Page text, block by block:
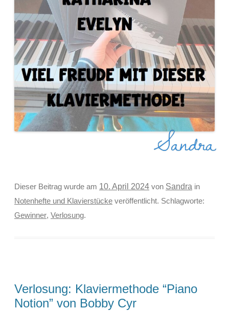
Sandra
Dieser Beitrag wurde am 10. April 2024von Sandra in
Notenhefte und Klavierstückeveröffentlicht. Schlagworte:
Gewinner, Verlosung.
Verlosung: Klaviermethode “Piano
Notion” von Bobby Cyr